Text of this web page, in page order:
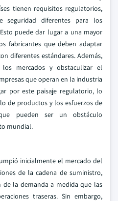
tienen requisitos regulatorios,
seguridad diferentes para los
puede dar lugar a una mayor
fabricantes que deben adaptar
diferentes estándares. Además,
mercados y obstaculizar el
que operan en la industria
por este paisaje regulatorio, lo
de productos y los esfuerzos de
pueden ser un obstáculo
mundial.
inicialmente el mercado del
de la cadena de suministro,
de la demanda a medida que las
traseras. Sin embargo,